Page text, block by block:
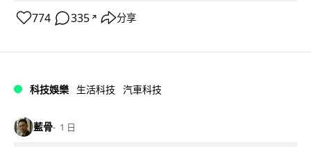
774 335 ↗ 分享
科技娛樂 生活科技 汽車科技
藍骨 1 日